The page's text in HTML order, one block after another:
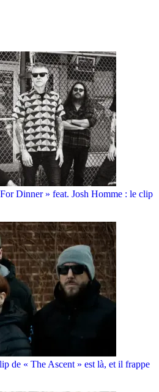
Dinner » feat. Josh Homme : le clip
de « The Ascent » est là, et il frappe